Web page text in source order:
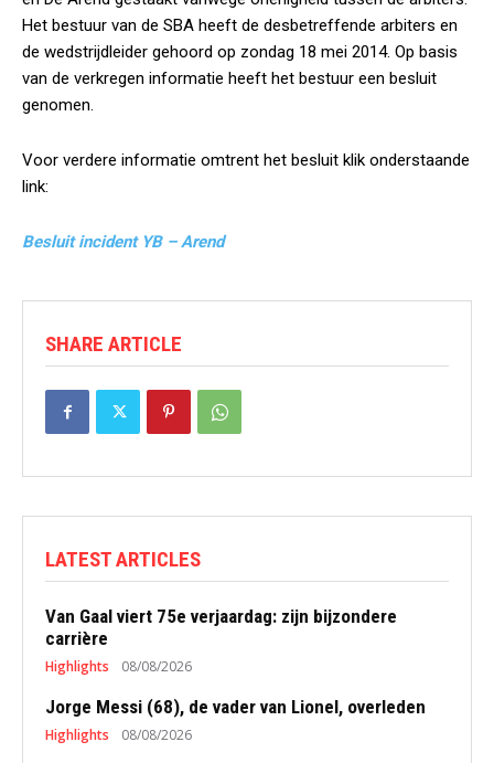
Het bestuur van de SBA heeft de desbetreffende arbiters en
de wedstrijdleider gehoord op zondag 18 mei 2014. Op basis
van de verkregen informatie heeft het bestuur een besluit
genomen.
Voor verdere informatie omtrent het besluit klik onderstaande
link:
Besluit incident YB – Arend
SHARE ARTICLE
LATEST ARTICLES
Van Gaal viert 75e verjaardag: zijn bijzondere
carrière
Highlights 08/08/2026
Jorge Messi (68), de vader van Lionel, overleden
Highlights 08/08/2026